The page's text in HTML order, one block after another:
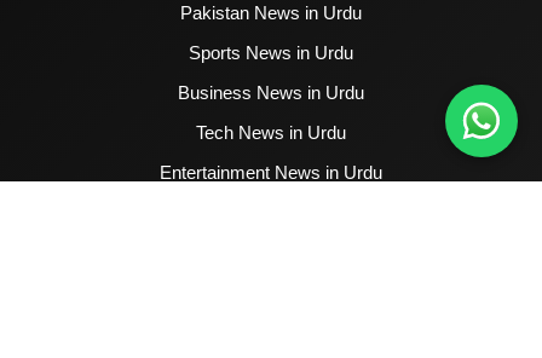
Pakistan News in Urdu
Sports News in Urdu
Business News in Urdu
Tech News in Urdu
Entertainment News in Urdu